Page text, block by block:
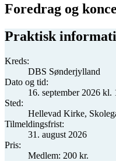
Foredrag og
Praktisk
Kreds:
DBS Sønderjylland
Dato og tid:
16. september 2026 kl.
Sted:
Hellevad Kirke,
Tilmeldingsfrist:
31. august 2026
Pris:
Medlem: 200 kr.